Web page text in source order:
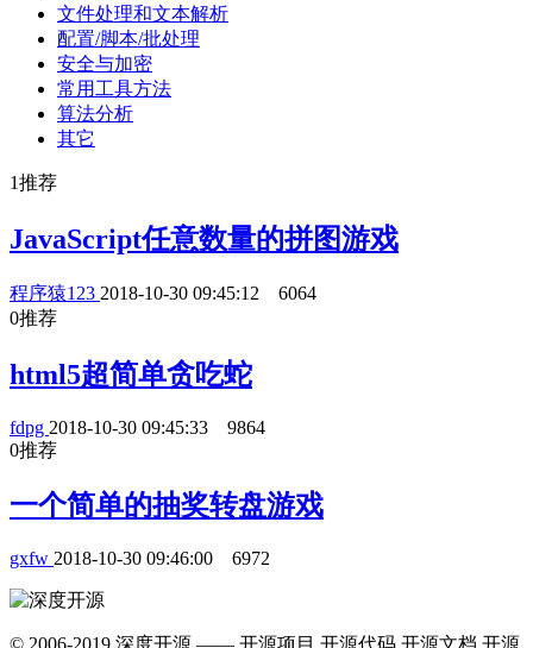
文件处理和文本解析
配置/脚本/批处理
安全与加密
常用工具方法
算法分析
其它
1推荐
JavaScript任意数量的拼图游戏
程序猿123 2018-10-30 09:45:12
6064
0推荐
html5超简单贪吃蛇
fdpg 2018-10-30 09:45:33
9864
0推荐
一个简单的抽奖转盘游戏
gxfw 2018-10-30 09:46:00 6972